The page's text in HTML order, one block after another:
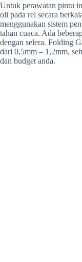
Untuk perawatan pintu
oli pada rel secara
menggunakan sistem
tahan cuaca. Ada
dengan selera. Folding
dari 0,5mm – 1,2mm,
dan budget anda.